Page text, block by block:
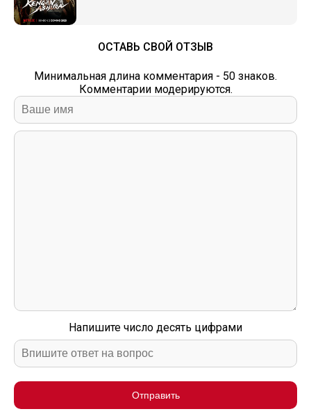
ОСТАВЬ СВОЙ ОТЗЫВ
Минимальная длина комментария - 50 знаков.
Комментарии модерируются.
Напишите число десять цифрами
Отправить